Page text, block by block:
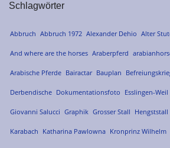
Schlagwörter
Abbruch Abbruch 1972 Alexander Dehio Alter
And where are the horses Araberpferd
Arabische Pferde Bairactar Bauplan
Derbendische Dokumentationsfoto Esslingen-Weil
Giovanni Salucci Graphik Grosser Stall Hengststall
Karabach Katharina Pawlowna Kronprinz Wilhelm